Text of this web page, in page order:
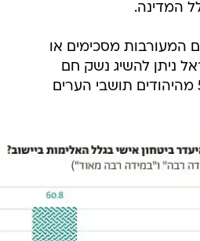
המדינה.
המעורבות מסכימים או
ניתן להשיג נשק חם
בקלות", לעומת 52.5% מהיהודים תושבי הערים